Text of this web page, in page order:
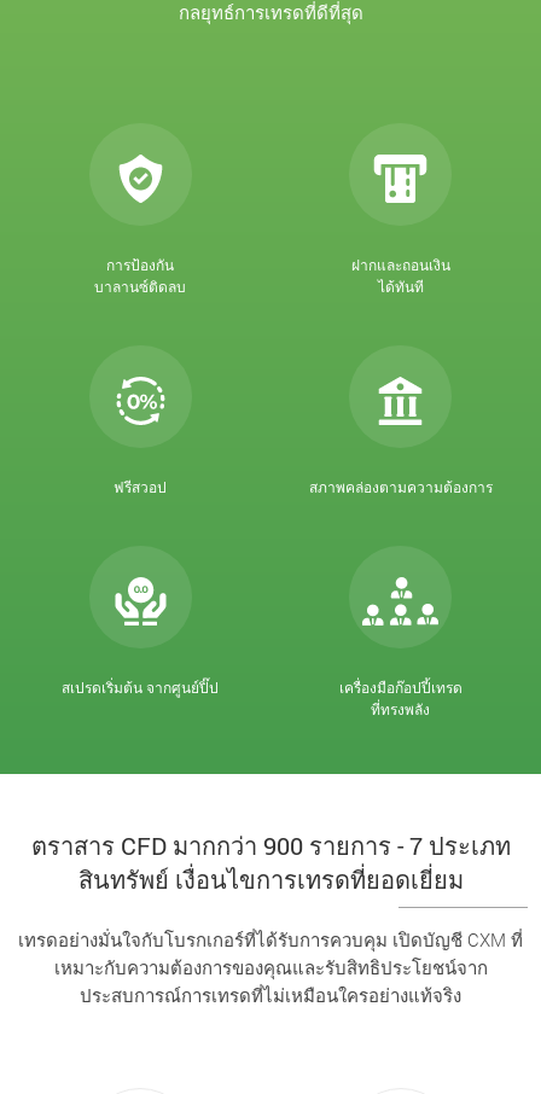
กลยุทธ์การเทรดที่ดีที่สุด
การป้องกัน
บาลานซ์ติดลบ
ฝากและถอนเงิน
ได้ทันที
ฟรีสวอป สภาพคล่องตามความต้องการ
สเปรดเริ่มต้น จากศูนย์ปิ๊ป
เครื่องมือก๊อปปี้เทรด
ที่ทรงพลัง
ตราสาร CFD มากกว่า 900 รายการ - 7 ประเภท
สินทรัพย์ เงื่อนไขการเทรดที่ยอดเยี่ยม
เทรดอย่างมั่นใจกับโบรกเกอร์ที่ได้รับการควบคุม เปิดบัญชี CXM ที่
เหมาะกับความต้องการของคุณและรับสิทธิประโยชน์จาก
ประสบการณ์การเทรดที่ไม่เหมือนใครอย่างแท้จริง